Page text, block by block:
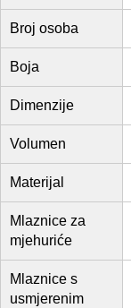
Broj osoba
Boja
Dimenzije
Volumen
Materijal
Mlaznice za
mjehuriće
Mlaznice s
usmjerenim